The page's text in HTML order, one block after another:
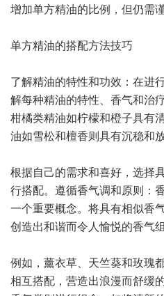
增加单方精油的比例，但仍需谨
单方精油的搭配方法技巧
了解精油的特性和功效：在进
解每种精油的特性、香气和治
柑橘类精油如柠檬和橙子具有
油如雪松和檀香则具有沉稳和
根据自己的需求和喜好，选择
行搭配。遵循香气调和原则：
一个重要概念。将具有相似香
创造出和谐而令人愉悦的香气组
例如，薰衣草、天竺葵和玫瑰
相互搭配，营造出浪漫而舒缓